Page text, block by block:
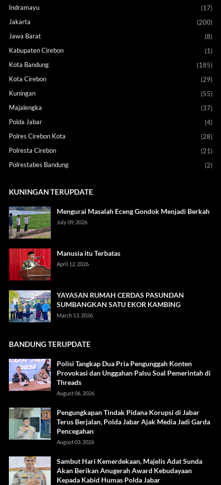
Indramayu
(17)
Jakarta
(200)
Jawa Barat
(8)
Kabupaten Cirebon
(1)
Kota Bandung
(185)
Kota Cirebon
(29)
Kuningan
(55)
Majalengka
(37)
Polda Jabar
(4)
Polres Cirebon Kota
(28)
Polresta Cirebon
(21)
Polrestabes Bandung
(2)
KUNINGAN TERUPDATE
Mengurai Masalah Eceng Gondok Menjadi Berkah
July 09, 2026
Manusia itu Terbatas
April 12, 2026
YAYASAN RUMAH CERDAS PASUNDAN
SUMBANGKAN SATU EKOR KAMBING
March 13, 2026
BANDUNG TERUPDATE
Polisi Tangkap Dua Pria Pengunggah Konten
Provokasi dan Unggahan Palsu Soal Pemerintah di
Threads
August 06, 2026
Pengungkapan Tindak Pidana Korupsi di Jabar
Terus Berjalan, Polda Jabar Ajak Media Jadi Garda
Pencegahan
August 03, 2026
Sambut Hari Kemerdekaan, Majelis Adat Sunda
Akan Berikan Anugerah Award Kebudayaan
Kepada Kabid Humas Polda Jabar